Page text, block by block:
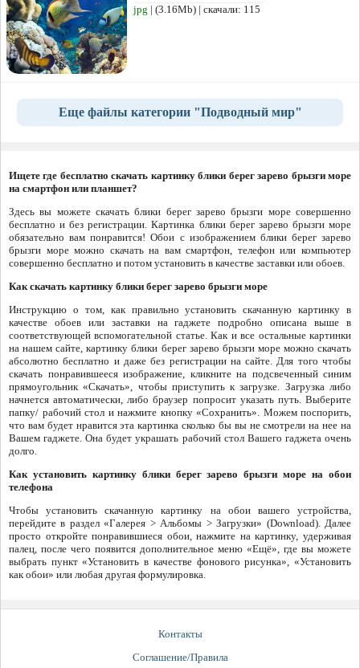
jpg | (3.16Mb) | скачали: 115
Еще файлы категории "Подводный мир"
Ищете где бесплатно скачать картинку блики берег зарево брызги море
на смартфон или планшет?
Здесь вы можете скачать блики берег зарево брызги море совершенно
бесплатно и без регистрации. Картинка блики берег зарево брызги море
обязательно вам понравится! Обои с изображением блики берег зарево
брызги море можно скачать на вам смартфон, телефон или компьютер
совершенно бесплатно и потом установить в качестве заставки или обоев.
Как скачать картинку блики берег зарево брызги море
Инструкцию о том, как правильно установить скачанную картинку в
качестве обоев или заставки на гаджете подробно описана выше в
соответствующей вспомогательной статье. Как и все остальные картинки
на нашем сайте, картинку блики берег зарево брызги море можно скачать
абсолютно бесплатно и даже без регистрации на сайте. Для того чтобы
скачать понравившееся изображение, кликните на подсвеченный синим
прямоугольник «Скачать», чтобы приступить к загрузке. Загрузка либо
начнется автоматически, либо браузер попросит указать путь. Выберите
папку/ рабочий стол и нажмите кнопку «Сохранить». Можем поспорить,
что вам будет нравится эта картинка сколько бы вы не смотрели на нее на
Вашем гаджете. Она будет украшать рабочий стол Вашего гаджета очень
долго.
Как установить картинку блики берег зарево брызги море на обои
телефона
Чтобы установить скачанную картинку на обои вашего устройства,
перейдите в раздел «Галерея > Альбомы > Загрузки» (Download). Далее
просто откройте понравившиеся обои, нажмите на картинку, удерживая
палец, после чего появится дополнительное меню «Ещё», где вы можете
выбрать пункт «Установить в качестве фонового рисунка», «Установить
как обои» или любая другая формулировка.
Контакты
Соглашение/Правила